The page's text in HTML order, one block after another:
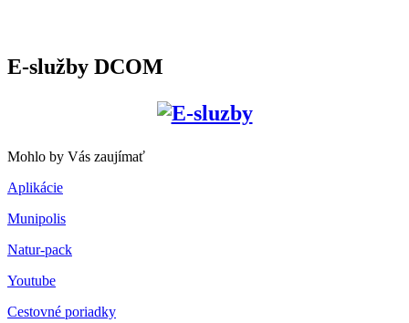
E-služby DCOM
Mohlo by Vás zaujímať
Aplikácie
Munipolis
Natur-pack
Youtube
Cestovné poriadky